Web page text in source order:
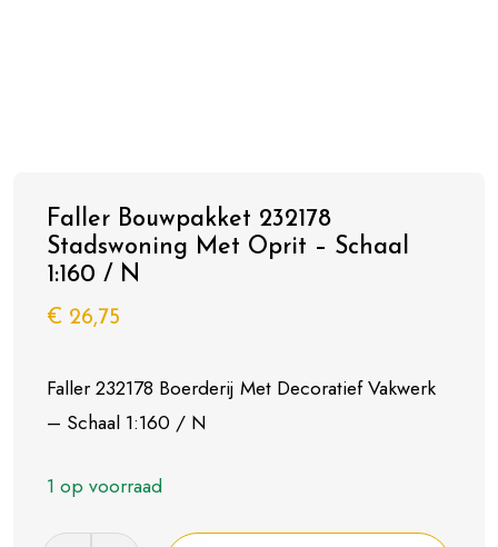
Faller Bouwpakket 232178
Stadswoning Met Oprit – Schaal
1:160 / N
€ 26,75
Faller 232178 Boerderij Met Decoratief Vakwerk
– Schaal 1:160 / N
1 op voorraad